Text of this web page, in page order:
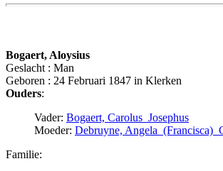
Bogaert, Aloysius
Geslacht : Man
Geboren : 24 Februari 1847 in Klerken
Ouders:
Vader: Bogaert, Carolus_Josephus
Moeder: Debruyne,
Familie: